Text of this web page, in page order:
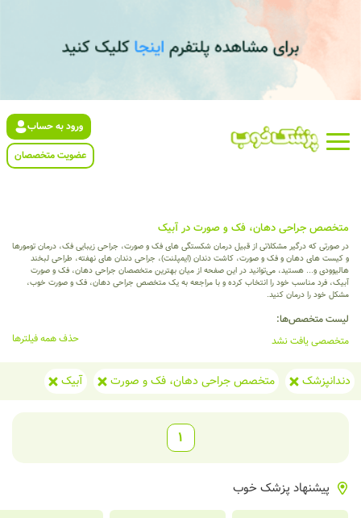
ورود به حساب
عضویت متخصصان
متخصص جراحی دهان، فک و صورت در آبیک
در صورتی که درگیر مشکلاتی از قبیل درمان شکستگی های فک و صورت، جراحی زیبایی فک، درمان تومورها
و کیست های دهان و فک و صورت، کاشت دندان (ایمپلنت)، جراحی دندان های نهفته، طراحی لبخند
هالیوودی و... هستید، می‌توانید در این صفحه از میان بهترین متخصصان جراحی دهان، فک و صورت
آبیک، فرد مناسب خود را انتخاب کرده و با مراجعه به یک متخصص جراحی دهان، فک و صورت خوب،
مشکل خود را درمان کنید.
لیست متخصص‌ها:
متخصصی یافت نشد
حذف همه فیلترها
دندانپزشک متخصص جراحی دهان، فک و صورت آبیک
1
پیشنهاد پزشک خوب